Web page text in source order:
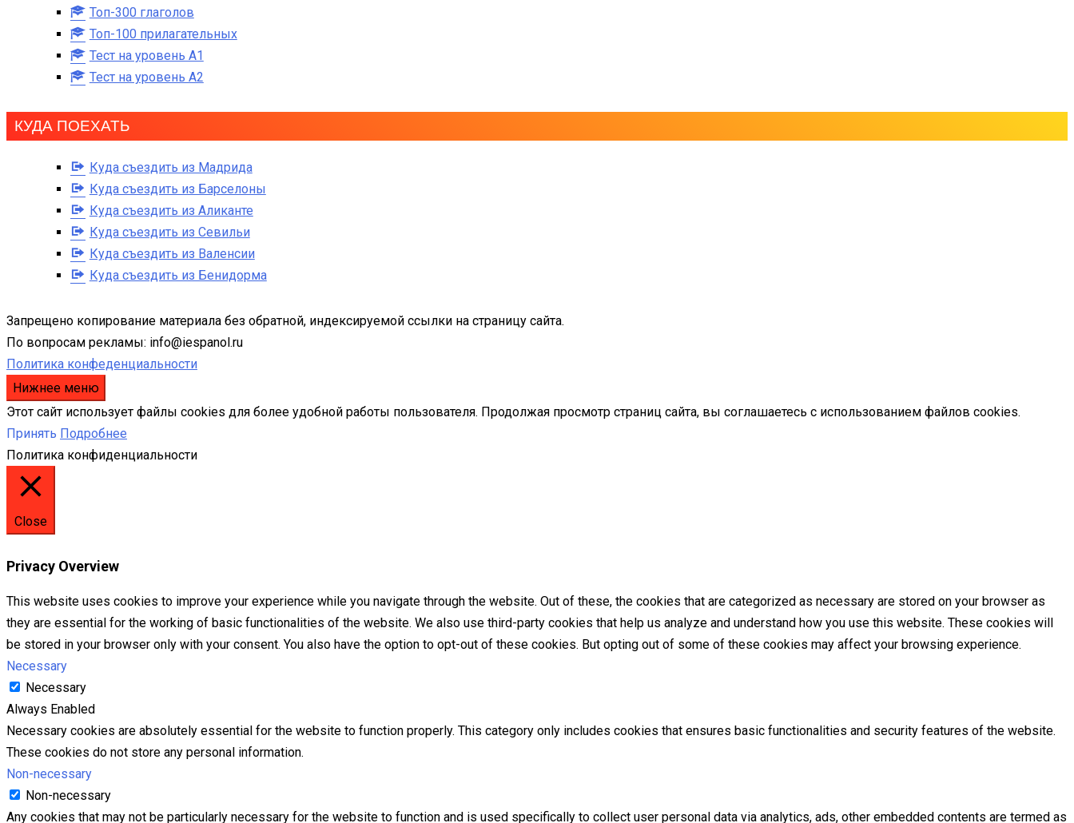
Топ-300 глаголов
Топ-100 прилагательных
Тест на уровень A1
Тест на уровень A2
КУДА ПОЕХАТЬ
Куда съездить из Мадрида
Куда съездить из Барселоны
Куда съездить из Аликанте
Куда съездить из Севильи
Куда съездить из Валенсии
Куда съездить из Бенидорма
Запрещено копирование материала без обратной, индексируемой ссылки на страницу сайта.
По вопросам рекламы: info@iespanol.ru
Политика конфеденциальности
Нижнее меню
Этот сайт использует файлы cookies для более удобной работы пользователя. Продолжая просмотр страниц сайта, вы соглашаетесь с использованием файлов cookies.
Принять Подробнее
Политика конфиденциальности
Close
Privacy Overview
This website uses cookies to improve your experience while you navigate through the website. Out of these, the cookies that are categorized as necessary are stored on your browser as
they are essential for the working of basic functionalities of the website. We also use third-party cookies that help us analyze and understand how you use this website. These cookies will
be stored in your browser only with your consent. You also have the option to opt-out of these cookies. But opting out of some of these cookies may affect your browsing experience.
Necessary
Necessary
Always Enabled
Necessary cookies are absolutely essential for the website to function properly. This category only includes cookies that ensures basic functionalities and security features of the website.
These cookies do not store any personal information.
Non-necessary
Non-necessary
Any cookies that may not be particularly necessary for the website to function and is used specifically to collect user personal data via analytics, ads, other embedded contents are termed as